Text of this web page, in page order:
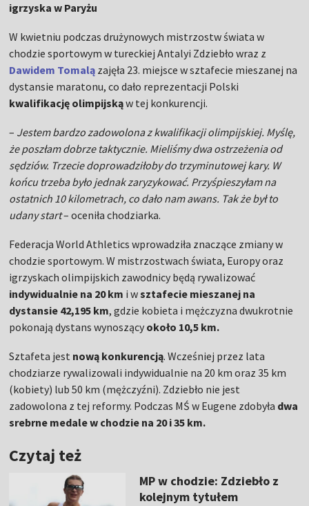
igrzyska w Paryżu
W kwietniu podczas drużynowych mistrzostw świata w
chodzie sportowym w tureckiej Antalyi Zdziebło wraz z
Dawidem Tomalą zajęła 23. miejsce w sztafecie mieszanej na
dystansie maratonu, co dało reprezentacji Polski
kwalifikację olimpijskąw tej konkurencji.
– Jestem bardzo zadowolona z kwalifikacji olimpijskiej. Myślę,
że poszłam dobrze taktycznie. Mieliśmy dwa ostrzeżenia od
sędziów. Trzecie doprowadziłoby do trzyminutowej kary. W
końcu trzeba było jednak zaryzykować. Przyśpieszyłam na
ostatnich 10 kilometrach, co dało nam awans. Tak że był to
udany start– oceniła chodziarka.
Federacja World Athletics wprowadziła znaczące zmiany w
chodzie sportowym. W mistrzostwach świata, Europy oraz
igrzyskach olimpijskich zawodnicy będą rywalizować
indywidualnie na 20 km i wsztafecie mieszanej na
dystansie 42,195 km, gdzie kobieta i mężczyzna dwukrotnie
pokonają dystans wynoszący około 10,5 km.
Sztafeta jest nową konkurencją. Wcześniej przez lata
chodziarze rywalizowali indywidualnie na 20 km oraz 35 km
(kobiety) lub 50 km (mężczyźni). Zdziebło nie jest
zadowolona z tej reformy. Podczas MŚ w Eugene zdobyła dwa
srebrne medale w chodzie na 20 i 35 km.
Czytaj też
MP w chodzie: Zdziebło z
kolejnym tytułem